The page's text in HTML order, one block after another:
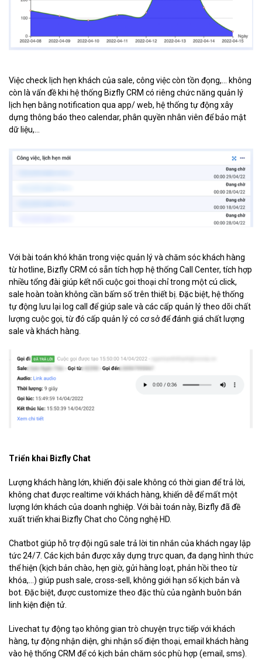
Việc check lịch hẹn khách của sale, công việc còn tồn đọng,... không
còn là vấn đề khi hệ thống Bizfly CRM có riêng chức năng quản lý
lịch hẹn bằng notification qua app/ web, hệ thống tự động xây
dựng thông báo theo calendar, phân quyền nhân viên để bảo mật
dữ liệu,...
Với bài toán khó khăn trong việc quản lý và chăm sóc khách hàng
từ hotline, Bizfly CRM có sẵn tích hợp hệ thống Call Center, tích hợp
nhiều tổng đài giúp kết nối cuộc goi thoại chỉ trong một cú click,
sale hoàn toàn không cần bấm số trên thiết bị. Đặc biệt, hệ thống
tự động lưu lại log call để giúp sale và các cấp quản lý theo dõi chất
lượng cuộc gọi, từ đó cấp quản lý có cơ sở để đánh giá chất lượng
sale và khách hàng.
Triển khai Bizfly Chat
Lượng khách hàng lớn, khiến đội sale không có thời gian để trả lời,
không chat được realtime với khách hàng, khiến dễ để mất một
lượng lớn khách của doanh nghiệp. Với bài toán này, Bizfly đã đề
xuất triển khai Bizfly Chat cho Công nghệ HD.
Chatbot giúp hỗ trợ đội ngũ sale trả lời tin nhắn của khách ngay lập
tức 24/7. Các kịch bản được xây dựng trực quan, đa dạng hình thức
thể hiện (kịch bản chào, hẹn giờ, gửi hàng loạt, phản hồi theo từ
khóa,...) giúp push sale, cross-sell, không giới hạn số kịch bản và
bot. Đặc biệt, được customize theo đặc thù của ngành buôn bán
linh kiện điện tử.
Livechat tự động tạo không gian trò chuyện trực tiếp với khách
hàng, tự động nhận diện, ghi nhận số điện thoại, email khách hàng
vào hệ thống CRM để có kịch bản chăm sóc phù hợp (email, sms).